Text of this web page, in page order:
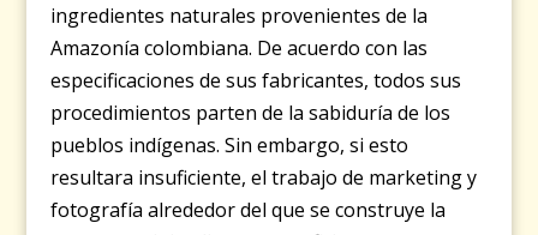
ingredientes naturales provenientes de la
Amazonía colombiana. De acuerdo con las
especificaciones de sus fabricantes, todos sus
procedimientos parten de la sabiduría de los
pueblos indígenas. Sin embargo, si esto
resultara insuficiente, el trabajo de marketing y
fotografía alrededor del que se construye la